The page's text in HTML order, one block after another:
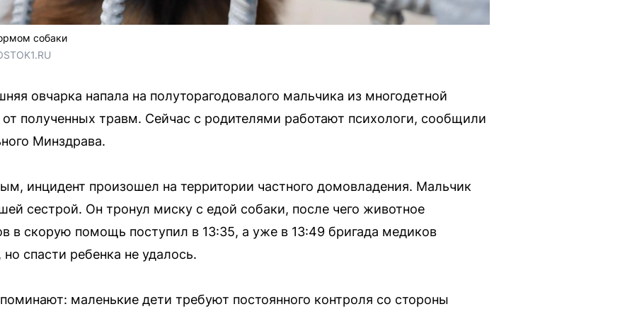
собаки
овчарка напала на полуторагодовалого мальчика из многодетной
полученных травм. Сейчас с родителями работают психологи, сообщили
Минздрава.
инцидент произошел на территории частного домовладения. Мальчик
сестрой. Он тронул миску с едой собаки, после чего животное
в скорую помощь поступил в 13:35, а уже в 13:49 бригада медиков
спасти ребенка не удалось.
маленькие дети требуют постоянного контроля со стороны